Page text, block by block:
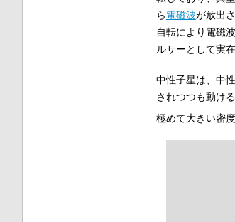
ら電磁波が放出
自転により電磁
ルサーとして実
中性子星は、中
されつつも動け
極めて大きい密